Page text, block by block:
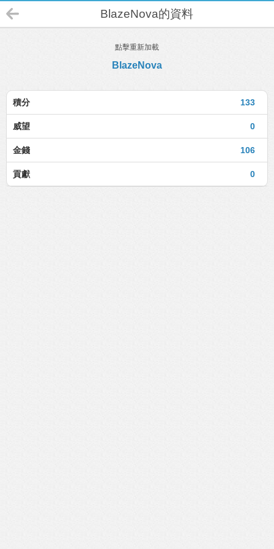
BlazeNova的資料
點擊重新加載
BlazeNova
133
積分
0
威望
106
金錢
0
貢獻